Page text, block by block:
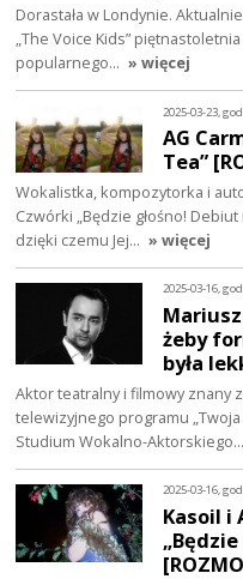
Dorastała w Londynie.
„The Voice Kids”
popularnego… » więcej
2025-03-23,
AG
Tea”
Wokalistka, kompozytorka i
Czwórki „Będzie głośno!
dzięki czemu Jej… » więcej
2025-03-16,
żeby
była
Aktor teatralny i filmowy znany
telewizyjnego programu
Studium Wokalno-Aktorskiego…
2025-03-16,
Kasoil i